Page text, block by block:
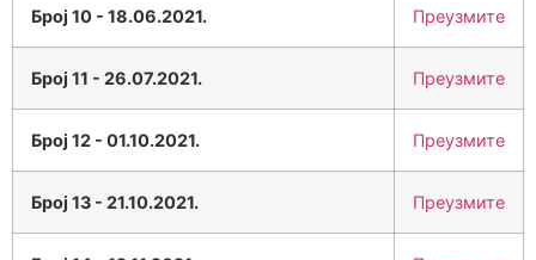
Број 10 - 18.06.2021. Преузмите
Број 11 - 26.07.2021. Преузмите
Број 12 - 01.10.2021. Преузмите
Број 13 - 21.10.2021. Преузмите